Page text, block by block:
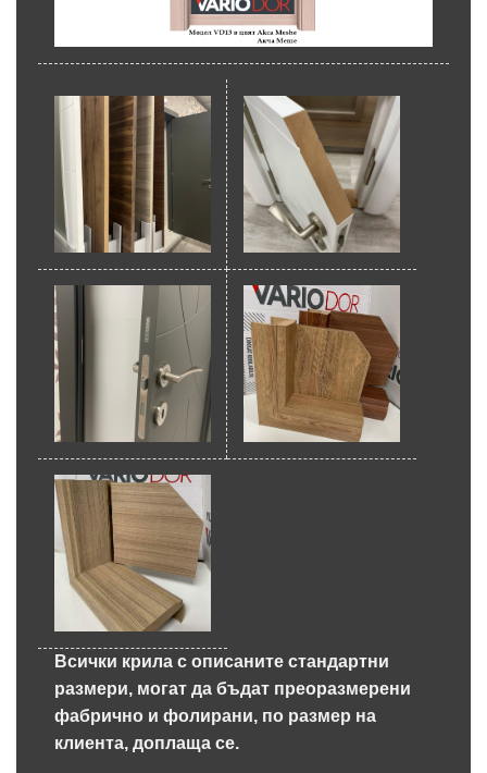
Всички крила с описаните стандартни
размери, могат да бъдат преоразмерени
фабрично и фолирани, по размер на
клиента, доплаща се.